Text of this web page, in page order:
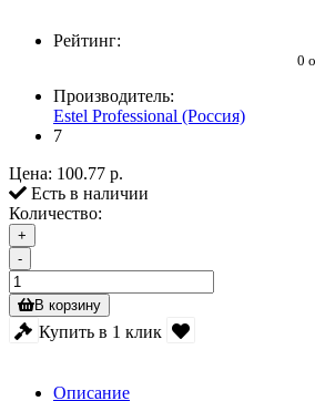
Рейтинг:
0
Производитель:
Estel Professional (Россия)
7
Цена: 100.77 р.
Есть в наличии
Количество:
+
-
В корзину
Купить в 1 клик
Описание